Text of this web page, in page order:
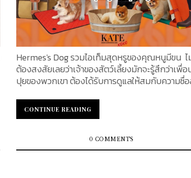
นี้กำหนดเป้าหมายไปที่ลูกค้าที่มีกำลังทรัพย์มากพอ
การซื้อ โดยตั้งราคาผลิตภัณฑ์ให้สูงกว่าแบรนด์ทั่วไป
อย่างมาก แบรนด์หรูสร้างมูลค่าผ่านวัสดุที่มีคุณภาพ
ความทนทาน งานฝีมือ มรดกของแบรนด์ ประวัติศ
ความเป็นมาของแบรนด์ ความพิเศษเฉพาะตัว และที่
สำคัญประสบการณ์ และฟีตแบคจากลูกค้า โดยทั่วไป
แล้ว ลักษณะของแบรนด์หรู จะมีองค์ประกอบโดยร
ดังต่อไปนี้ ราคาค่อนข้างสูง ถึงสูงมาก โดยเฉพาะสินค้า
Limited Edition ซึ่งผลิตขึ้นจากวัสดุหายาก และราคา
การจำกัดการผลิต และช่วงระยะเวลาที่วางจำหน่าย การใช้
รายละเอียด และงานฝีมือ สัญลักษณ์ /
เครื่องหมายการค้า / โลโก้สินค้าอันเป็นเอกลักษณ์
Hermes's Dog รวมไอเท็มสุดหรูของคุณหนูมีขน ไ
ต้องสงสัยเลยว่าเจ้าของสัตว์เลี้ยงมักจะรู้สึกว่าเพื่
ปุยของพวกเขา ต้องได้รับการดูแลให้สมกับความซื่
สัตว์เลี้ยง ยกระดับสไตล์สัตว์เลี้ยงของคุณด้วยคอลเ
ชั่นอุปกรณ์เสริมสำหรับสุนัขของ Hermès เหนือกาล
คอลเลกชันสัตว์เลี้ยงพร้อมอุปกรณ์เสริมที่มีสไตล์ ซึ่ง
ทำให้สัตว์เลี้ยงของคุณรู้สึกพิเศษมากยิ่งขึ้น ไม่ว่า
CONTINUE READING
CONTINUE READING
0 COMMENTS